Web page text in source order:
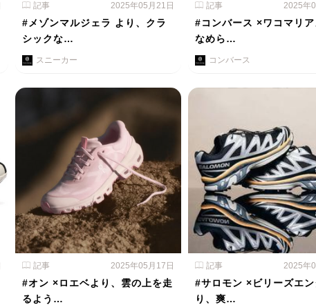
記事 2025年05月21日
#メゾンマルジェラ より、クラ
シックな…
スニーカー
記事 2025年
#コンバース ×ワコマリア
なめら…
コンバース
記事 2025年05月17日
#オン ×ロエベより、雲の上を走
るよう…
記事 2025年
#サロモン ×ビリーズエン
り、爽…